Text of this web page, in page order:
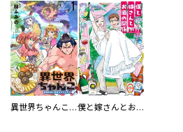
異世界ちゃんこ～横綱目前に召喚されたんだが～ 【連載版】 僕と嫁さんとお酒の関係